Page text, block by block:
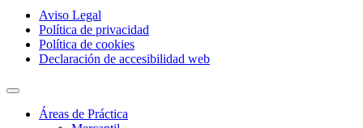
Aviso Legal
Política de privacidad
Política de cookies
Declaración de accesibilidad web
Áreas de Práctica